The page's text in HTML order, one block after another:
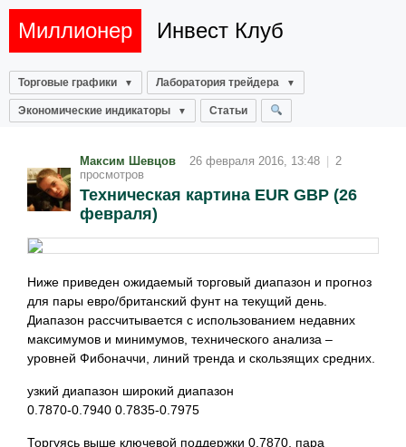
Миллионер Инвест Клуб
Торговые графики Лаборатория трейдера
Экономические индикаторы Статьи
Максим Шевцов 26 февраля 2016, 13:48
2
просмотров
Техническая картина EUR GBP (26
февраля)
Ниже приведен ожидаемый торговый диапазон и прогноз
для пары евро/британский фунт на текущий день.
Диапазон рассчитывается с использованием недавних
максимумов и минимумов, технического анализа –
уровней Фибоначчи, линий тренда и скользящих средних.
узкий диапазон широкий диапазон
0.7870-0.7940 0.7835-0.7975
Торгуясь выше ключевой поддержки 0,7870, пара